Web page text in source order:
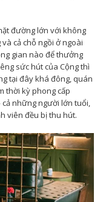
đường lớn với không
cả chỗ ngồi ở ngoài
gian nào để thưởng
sức hút của Cộng thì
tại đây khá đông, quán
thời kỳ phong cấp
những người lớn tuổi,
viên đều bị thu hút.